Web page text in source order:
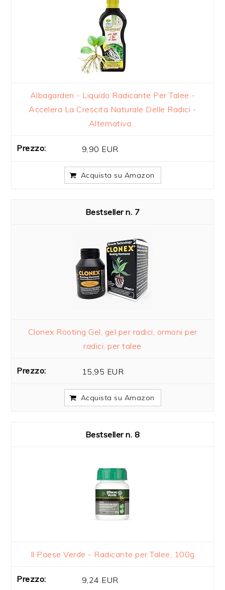
Albagarden - Liquido Radicante Per Talee -
Accelera La Crescita Naturale Delle Radici -
Alternativa...
9,90 EUR
Acquista su Amazon
7
Clonex Rooting Gel, gel per radici, ormoni per
radici, per talee
15,95 EUR
Acquista su Amazon
8
Il Paese Verde - Radicante per Talee, 100g
9,24 EUR